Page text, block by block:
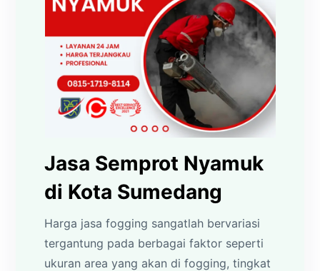
Jasa Semprot Nyamuk
di Kota Sumedang
Harga jasa fogging sangatlah bervariasi
tergantung pada berbagai faktor seperti
ukuran area yang akan di fogging, tingkat